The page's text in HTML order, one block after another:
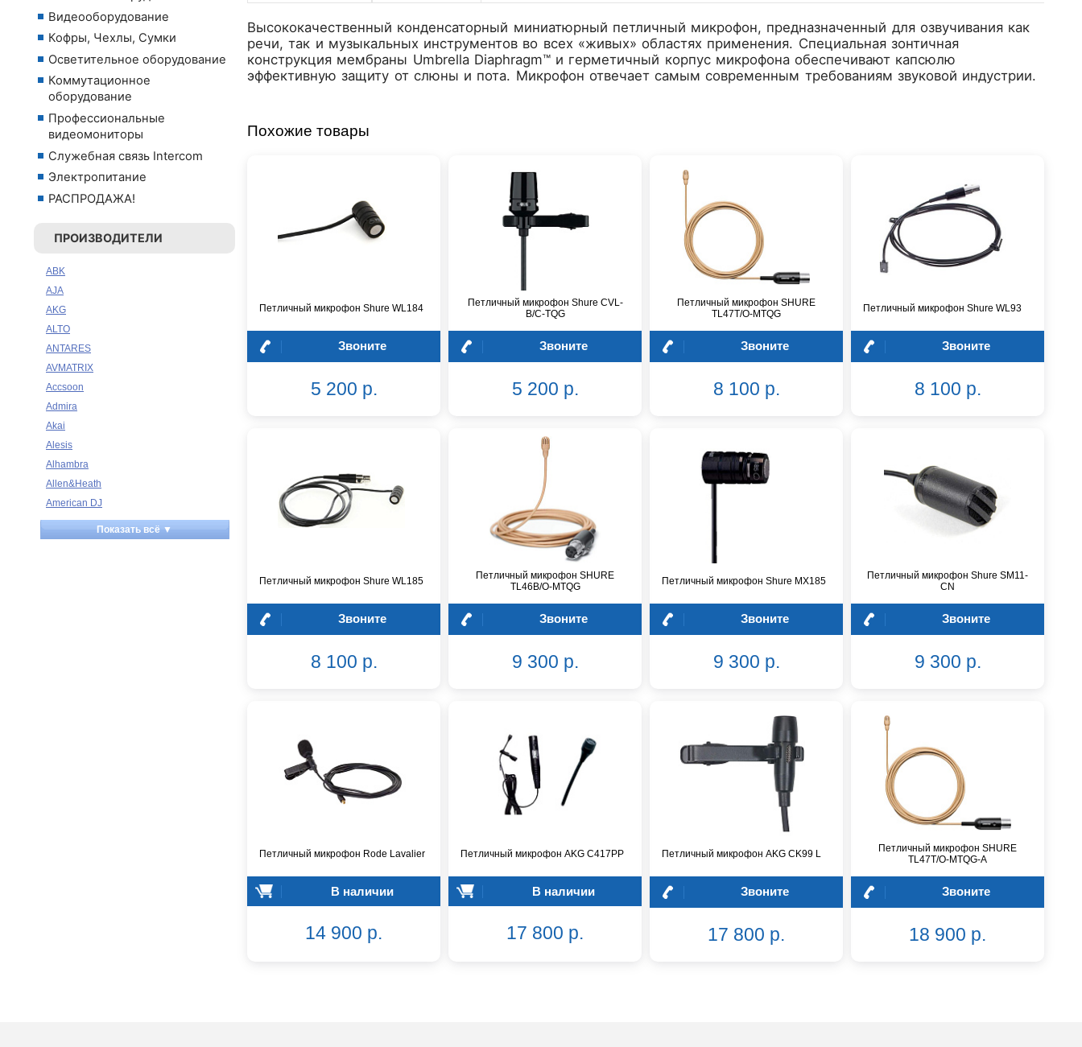
Видеооборудование
Кофры, Чехлы, Сумки
Осветительное оборудование
Коммутационное
оборудование
Профессиональные
видеомониторы
Служебная связь Intercom
Электропитание
РАСПРОДАЖА!
ПРОИЗВОДИТЕЛИ
ABK
AJA
AKG
ALTO
ANTARES
AVMATRIX
Accsoon
Admira
Akai
Alesis
Alhambra
Allen&Heath
American DJ
Ampeg
Apart
Показать всё ▼
Высококачественный конденсаторный миниатюрный петличный микрофон, предназначенный для озвучивания как
речи, так и музыкальных инструментов во всех «живых» областях применения. Cпециальная зонтичная
конструкция мембраны Umbrella Diaphragm™ и герметичный корпус микрофона обеспечивают капсюлю
эффективную защиту от слюны и пота. Микрофон отвечает самым современным требованиям звуковой индустрии.
Похожие товары
Петличный микрофон Shure WL184
Звоните
5 200 р.
Петличный микрофон Shure CVL-
B/C-TQG
Звоните
5 200 р.
Петличный микрофон SHURE
TL47T/O-MTQG
Звоните
8 100 р.
Петличный микрофон Shure WL93
Звоните
8 100 р.
Петличный микрофон Shure WL185
Звоните
8 100 р.
Петличный микрофон SHURE
TL46B/O-MTQG
Звоните
9 300 р.
Петличный микрофон Shure MX185
Звоните
9 300 р.
Петличный микрофон Shure SM11-
CN
Звоните
9 300 р.
Петличный микрофон Rode Lavalier
В наличии
14 900 р.
Петличный микрофон AKG C417PP
В наличии
17 800 р.
Петличный микрофон AKG CK99 L
Звоните
17 800 р.
Петличный микрофон SHURE
TL47T/O-MTQG-A
Звоните
18 900 р.